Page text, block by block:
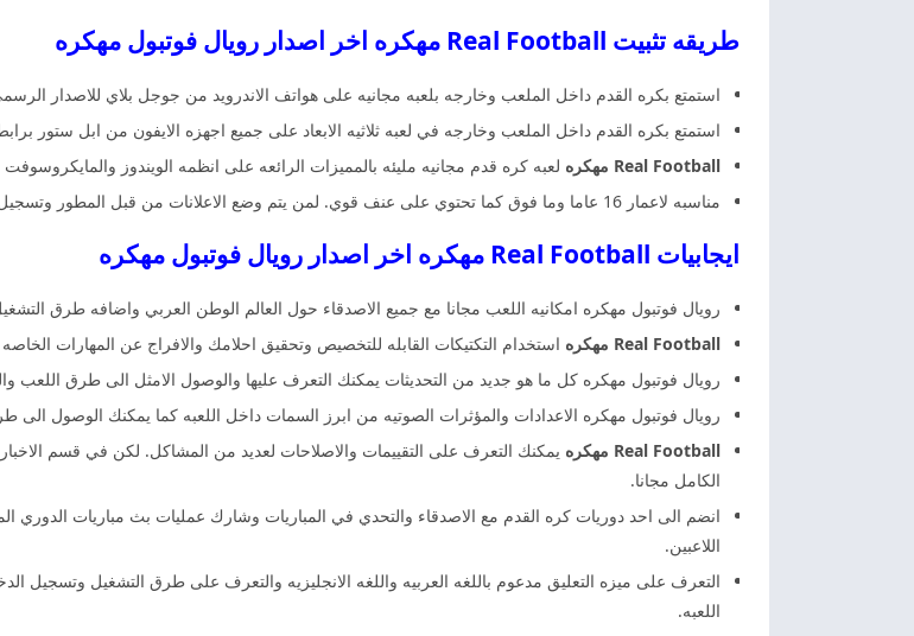
طريقه تثبيت Real Football مهكره اخر اصدار رويال فوتبول مهكره
استمتع بكره القدم داخل الملعب وخارجه بلعبه مجانيه على هواتف الاندرويد من جوجل بلاي للاصدار
استمتع بكره القدم داخل الملعب وخارجه في لعبه ثلاثيه الابعاد على جميع اجهزه الايفون من ابل ستور
Real Football مهكره
لعبه كره قدم مجانيه مليئه بالمميزات الرائعه على انظمه الويندوز
مناسبه لاعمار 16 عاما وما فوق كما تحتوي على عنف قوي. لمن يتم وضع الاعلانات من قبل المطور وتسجيل الدخول التلقائي للتعرف على لوحه الصداره.
ايجابيات Real Football مهكره اخر اصدار رويال فوتبول مهكره
رويال فوتبول مهكره امكانيه اللعب مجانا مع جميع الاصدقاء حول العالم الوطن العربي واضافه طرق
Real Football مهكره
استخدام التكتيكات القابله للتخصيص وتحقيق احلامك والافراج عن المهارات الخاصه
رويال فوتبول مهكره كل ما هو جديد من التحديثات يمكنك التعرف عليها والوصول الامثل الى طرق اللعب
رويال فوتبول مهكره الاعدادات والمؤثرات الصوتيه من ابرز السمات داخل اللعبه كما يمكنك الوصول
Real Football مهكره
يمكنك التعرف على التقييمات والاصلاحات لعديد من المشاكل. لكن في قسم الاخبار
الكامل مجانا.
انضم الى احد دوريات كره القدم مع الاصدقاء والتحدي في المباريات وشارك عمليات بث مباريات الدوري
اللاعبين.
التعرف على ميزه التعليق مدعوم باللغه العربيه واللغه الانجليزيه والتعرف على طرق التشغيل
اللعبه.